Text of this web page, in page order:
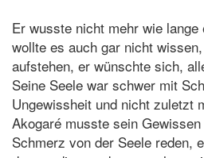
Er wusste nicht mehr wie
wollte es auch gar nicht
aufstehen, er wünschte sich,
Seine Seele war schwer mit
Ungewissheit und nicht zuletzt
Akogaré musste sein
Schmerz von der Seele reden,